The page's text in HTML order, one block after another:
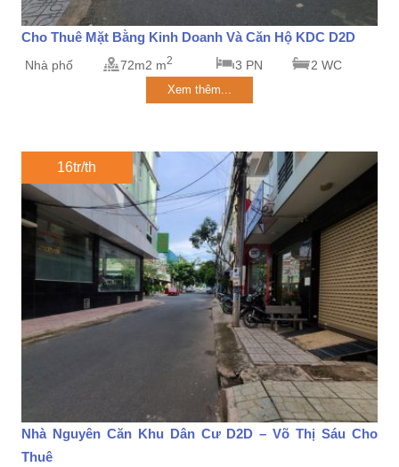
Cho Thuê Mặt Bằng Kinh Doanh Và Căn Hộ KDC D2D
Nhà phố 72m2 m2 3 PN 2 WC
Xem thêm...
16tr/th
Nhà Nguyên Căn Khu Dân Cư D2D – Võ Thị Sáu Cho
Thuê